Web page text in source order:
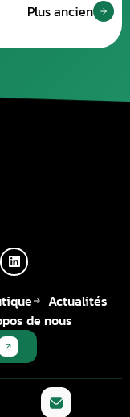
Plus ancien
Actualités
de nous